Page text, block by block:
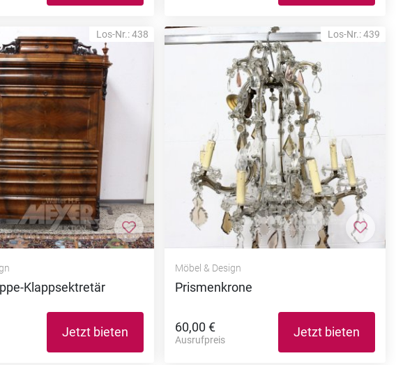
Los-Nr.: 438
Zur Merkliste hinzufügen
Klappsektretär
Jetzt bieten
Los-Nr.: 439
Zur
Möbel & Design
Prismenkrone
60,00 €
Ausrufpreis
Jetzt bieten